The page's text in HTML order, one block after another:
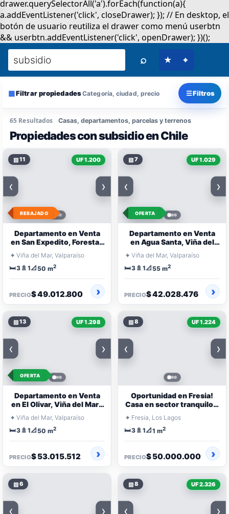
⌕ ★ ⌖
▦Filtrar propiedadesCategoría, ciudad, precio ☰Filtros
65 Resultados
Propiedades con subsidio en Chile
Casas, departamentos, parcelas y terrenos
▧11 UF 1.200
REBAJADO
‹ ›
Departamento en Venta
en San Expedito, Forestal,
Viña del Mar
⌖ Viña del Mar, Valparaíso
🛏️3 🚿 1📐50 m2
PRECIO$ 49.012.800
▧7 UF 1.029
OFERTA
‹ ›
Departamento en Venta
en Agua Santa, Viña del
Mar | 3 Dormitorios en
Condominio
⌖ Viña del Mar, Valparaíso
🛏️3 🚿 1📐55 m2
PRECIO$ 42.028.476
▧13 UF 1.298
OFERTA
‹ ›
Departamento en Venta
en El Olivar, Viña del Mar |
3 Dormitorios |
Remodelado
⌖ Viña del Mar, Valparaíso
🛏️3 🚿 1📐50 m2
PRECIO$ 53.015.512
▧8 UF 1.224
‹ ›
Oportunidad en Fresia!
Casa en sector tranquilo y
⌖ Fresia, Los Lagos
🛏️3 🚿 1📐1 m2
PRECIO$ 50.000.000
▧6
‹ ›
▧8 UF 2.326
‹ ›